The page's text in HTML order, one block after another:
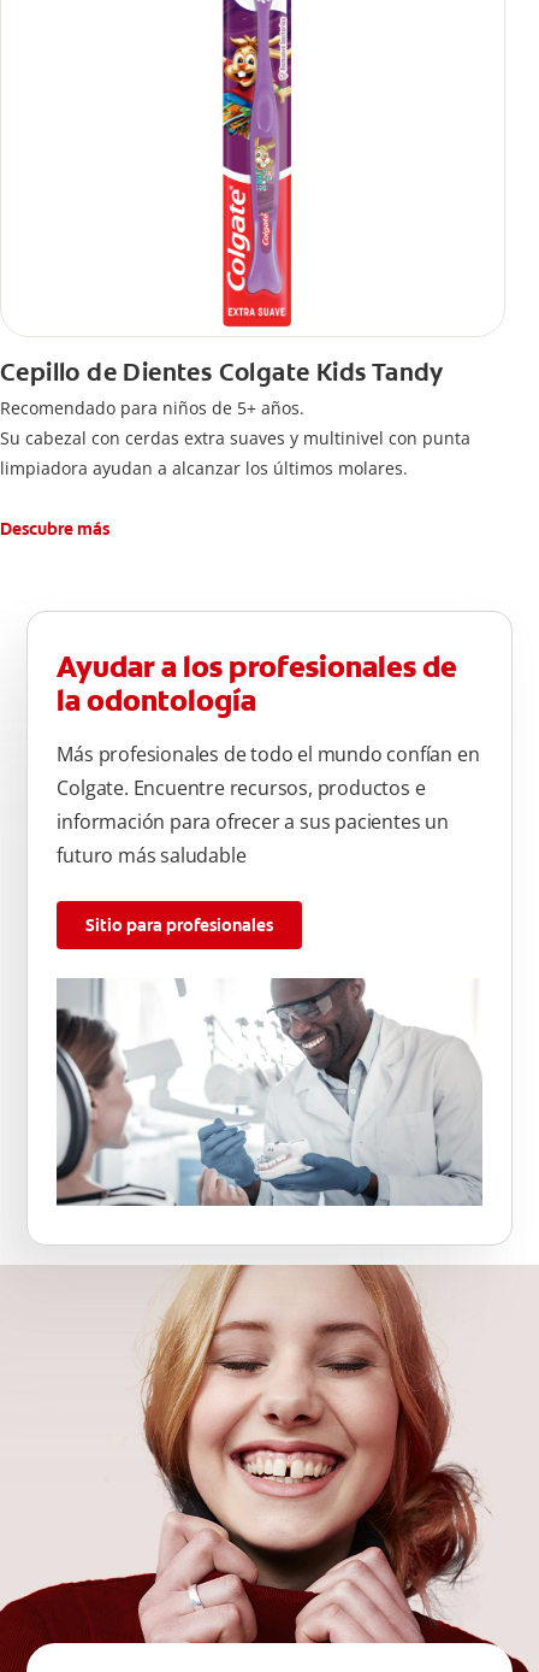
Cepillo de Dientes Colgate Kids Tandy
Recomendado para niños de 5+ años.
Su cabezal con cerdas extra suaves y multinivel con punta
limpiadora ayudan a alcanzar los últimos molares.
Descubre más
Ayudar a los profesionales de
la odontología
Más profesionales de todo el mundo confían en
Colgate. Encuentre recursos, productos e
información para ofrecer a sus pacientes un
futuro más saludable
Sitio para profesionales